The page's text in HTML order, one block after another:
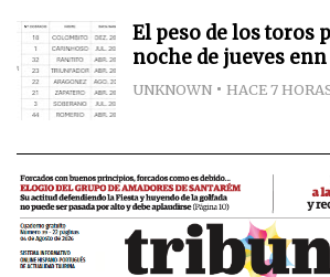
El peso de los toros
noche de jueves
UNKNOWN HACE 7